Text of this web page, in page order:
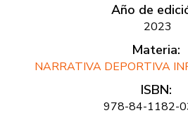
Año de
2023
Materia:
NARRATIVA DEPORTIVA
ISBN:
978-84-1182-